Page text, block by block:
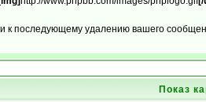
к последующему удалению вашего
Показ